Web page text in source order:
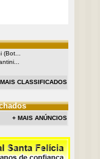
CLASSIFICADOS
+ MAIS ANÚNCIOS